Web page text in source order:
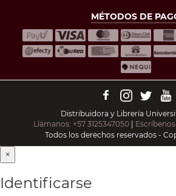
MÉTODOS DE
Distribuidora y Librería
Llámanos: +57 3125347050 |
Todos los derechos reservados -
×
Identificarse